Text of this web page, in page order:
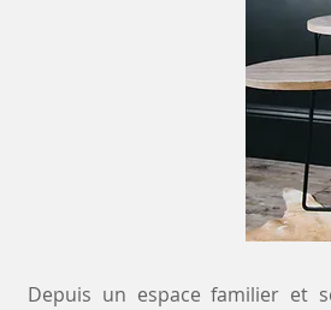
Depuis un espace familier et